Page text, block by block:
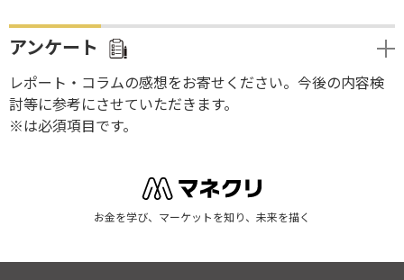
アンケート
レポート・コラムの感想をお寄せください。今後の内容検
討等に参考にさせていただきます。
※は必須項目です。
お金を学び、マーケットを知り、未来を描く